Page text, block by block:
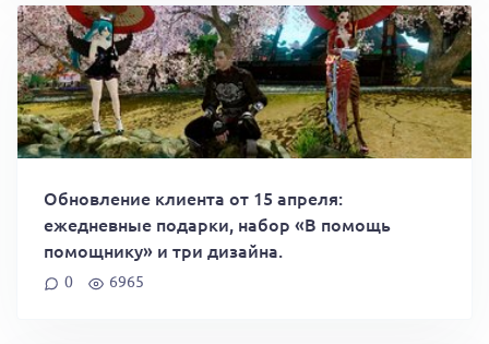
Обновление клиента от 15 апреля:
ежедневные подарки, набор «В помощь
помощнику» и три дизайна.
0 6965